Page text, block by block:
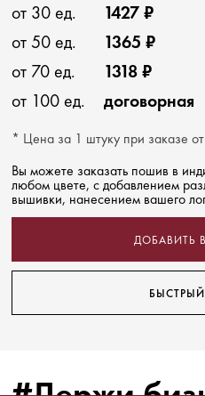
от 30 ед.
1427 ₽
от 50 ед.
1365 ₽
от 70 ед.
1318 ₽
от 100 ед.
договорная
* Цена за 1 штуку при заказе
Вы можете заказать пошив в
любом цвете, с добавлением
вышивки, нанесением вашего
ДОБАВИТЬ